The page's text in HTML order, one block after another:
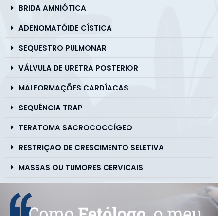
BRIDA AMNIÓTICA
ADENOMATÓIDE CÍSTICA
SEQUESTRO PULMONAR
VÁLVULA DE URETRA POSTERIOR
MALFORMAÇÕES CARDÍACAS
SEQUÊNCIA TRAP
TERATOMA SACROCOCCÍGEO
RESTRIÇÃO DE CRESCIMENTO SELETIVA
MASSAS OU TUMORES CERVICAIS